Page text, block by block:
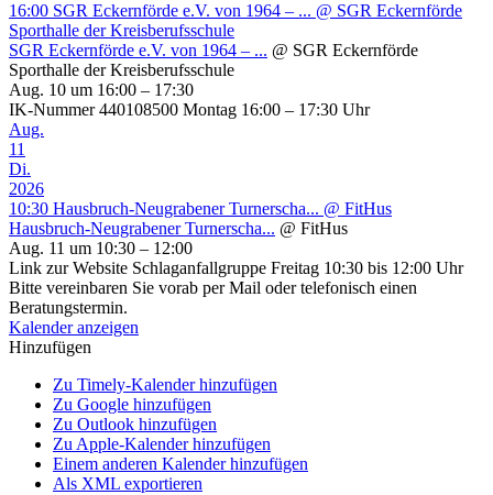
16:00 SGR Eckernförde e.V. von 1964 – ... @ SGR Eckernförde
Sporthalle der Kreisberufsschule
SGR Eckernförde e.V. von 1964 – ... @ SGR Eckernförde
Sporthalle der Kreisberufsschule
Aug. 10 um 16:00 – 17:30
IK-Nummer 440108500 Montag 16:00 – 17:30 Uhr
Aug.
11
Di.
2026
10:30 Hausbruch-Neugrabener Turnerscha... @ FitHus
Hausbruch-Neugrabener Turnerscha... @ FitHus
Aug. 11 um 10:30 – 12:00
Link zur Website Schlaganfallgruppe Freitag 10:30 bis 12:00 Uhr
Bitte vereinbaren Sie vorab per Mail oder telefonisch einen
Beratungstermin.
Kalender anzeigen
Hinzufügen
Zu Timely-Kalender hinzufügen
Zu Google hinzufügen
Zu Outlook hinzufügen
Zu Apple-Kalender hinzufügen
Einem anderen Kalender hinzufügen
Als XML exportieren